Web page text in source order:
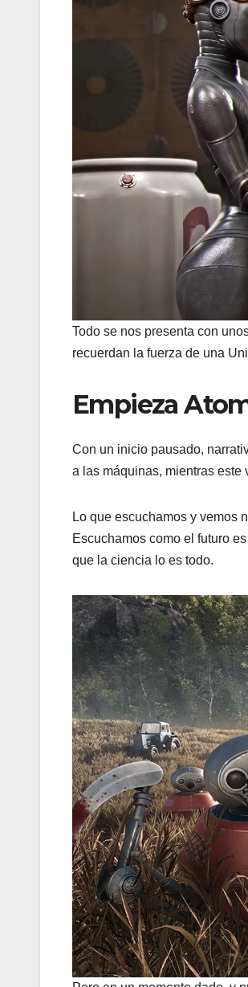
Todo se nos presenta con
recuerdan la fuerza de una
Empieza
Con un inicio pausado,
a las máquinas, mientras este
Lo que escuchamos y vemos
Escuchamos como el futuro
que la ciencia lo es todo.